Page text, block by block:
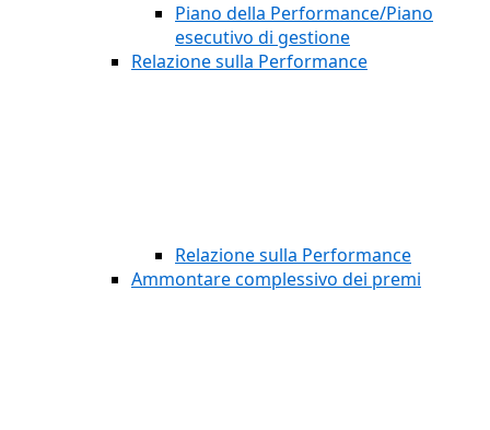
Piano della Performance/Piano
esecutivo di gestione
Relazione sulla Performance
Relazione sulla Performance
Ammontare complessivo dei premi